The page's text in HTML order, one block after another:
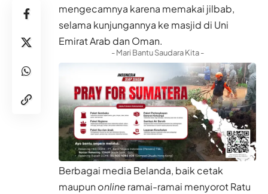
mengecamnya karena memakai jilbab,
selama kunjungannya ke masjid di Uni
Emirat Arab dan Oman.
- Mari Bantu Saudara Kita -
Berbagai media Belanda, baik cetak
maupunonline ramai-ramai menyorot Ratu